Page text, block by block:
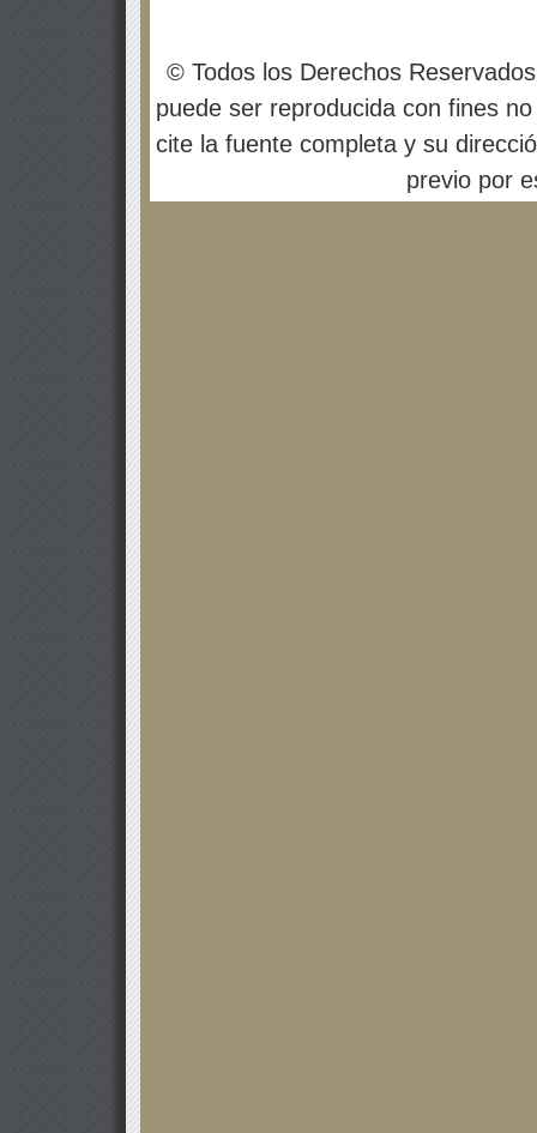
© Todos los Derechos
puede ser reproducida con fines
cite la fuente completa y su
previo por